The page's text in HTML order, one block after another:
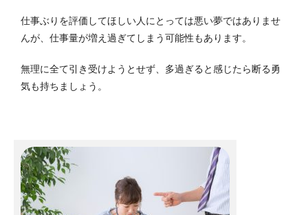
仕事ぶりを評価してほしい人にとっては悪い夢ではありませ
んが、仕事量が増え過ぎてしまう可能性もあります。
無理に全て引き受けようとせず、多過ぎると感じたら断る勇
気も持ちましょう。